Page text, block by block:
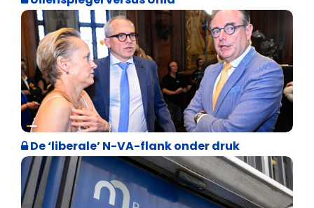
Binnenland politiek
De ‘liberale’ N-VA-flank onder druk